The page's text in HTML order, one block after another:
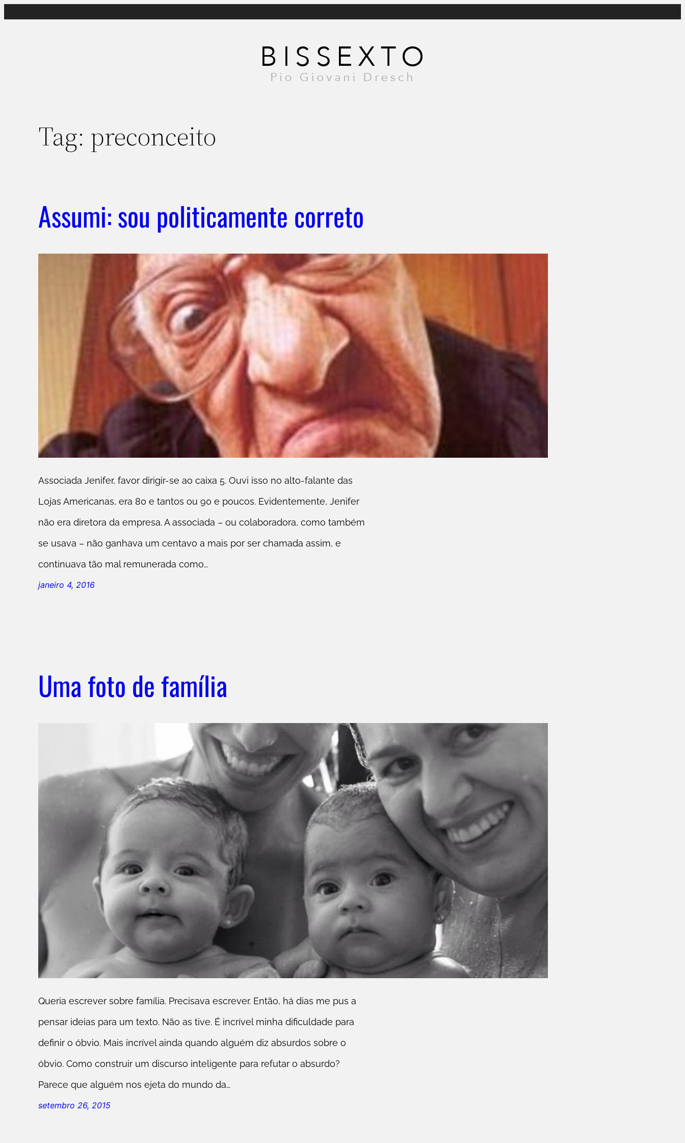
Tag: preconceito
Assumi: sou politicamente correto
Associada Jenifer, favor dirigir-se ao caixa 5. Ouvi isso no alto-falante das
Lojas Americanas, era 80 e tantos ou 90 e poucos. Evidentemente, Jenifer
não era diretora da empresa. A associada – ou colaboradora, como também
se usava – não ganhava um centavo a mais por ser chamada assim, e
continuava tão mal remunerada como…
janeiro 4, 2016
Uma foto de família
Queria escrever sobre família. Precisava escrever. Então, há dias me pus a
pensar ideias para um texto. Não as tive. É incrível minha dificuldade para
definir o óbvio. Mais incrível ainda quando alguém diz absurdos sobre o
óbvio. Como construir um discurso inteligente para refutar o absurdo?
Parece que alguém nos ejeta do mundo da…
setembro 26, 2015